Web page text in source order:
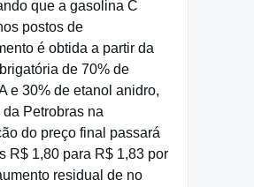
que a gasolina C
postos de
é obtida a partir da
de 70% de
e 30% de etanol anidro,
Petrobras na
do preço final passará
R$ 1,80 para R$ 1,83 por
residual de no